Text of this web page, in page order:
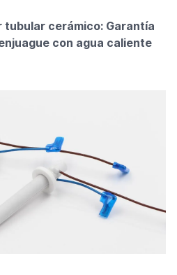
tubular cerámico: Garantía
con agua caliente